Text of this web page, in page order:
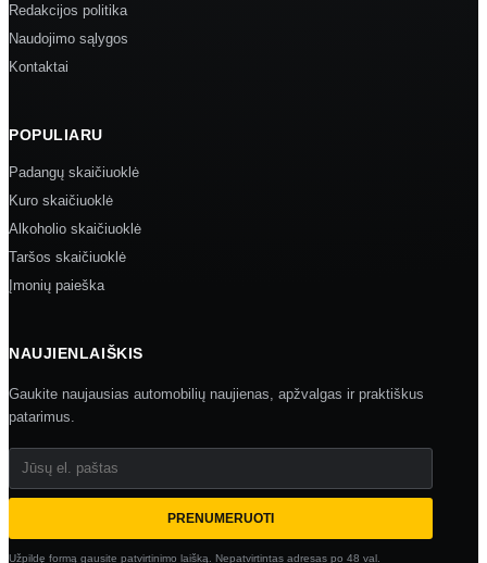
Redakcijos politika
Naudojimo sąlygos
Kontaktai
POPULIARU
Padangų skaičiuoklė
Kuro skaičiuoklė
Alkoholio skaičiuoklė
Taršos skaičiuoklė
Įmonių paieška
NAUJIENLAIŠKIS
Gaukite naujausias automobilių naujienas, apžvalgas ir praktiškus
patarimus.
Jūsų el. paštas
PRENUMERUOTI
Užpildę formą gausite patvirtinimo laišką. Nepatvirtintas adresas po 48 val.